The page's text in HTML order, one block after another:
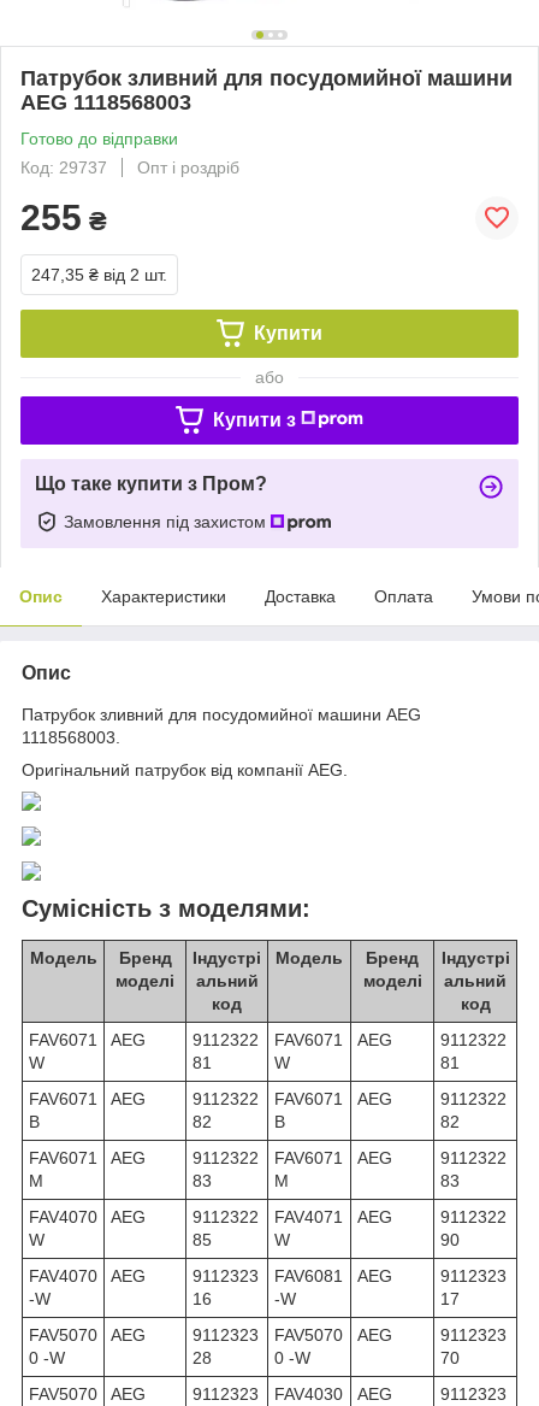
Патрубок зливний для посудомийної машини
AEG 1118568003
Готово до відправки
Код: 29737
Опт і роздріб
255 ₴
247,35 ₴ від 2 шт.
Купити
або
Купити з
Що таке купити з Пром?
Замовлення під захистом
Опис Характеристики Доставка Оплата Умови
Опис
Патрубок зливний для посудомийної машини AEG
1118568003.
Оригінальний патрубок від компанії AEG.
Сумісність з моделями:
Модель
Бренд
моделі
Індустрі
альний
код
Модель
Бренд
моделі
Індустрі
альний
код
FAV6071
W
AEG
9112322
81
FAV6071
W
AEG
9112322
81
FAV6071
B
AEG
9112322
82
FAV6071
B
AEG
9112322
82
FAV6071
M
AEG
9112322
83
FAV6071
M
AEG
9112322
83
FAV4070
W
AEG
9112322
85
FAV4071
W
AEG
9112322
90
FAV4070
-W
AEG
9112323
16
FAV6081
-W
AEG
9112323
17
FAV5070
0 -W
AEG
9112323
28
FAV5070
0 -W
AEG
9112323
70
FAV5070
AEG
9112323
FAV4030
AEG
9112323